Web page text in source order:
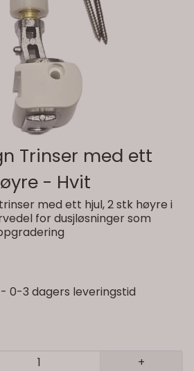
Trinser med ett
- Hvit
med ett hjul, 2 stk høyre i
for dusjløsninger som
0-3 dagers leveringstid
+